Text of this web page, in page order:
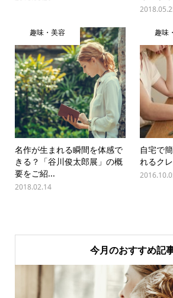
趣味・美容
名作が生まれる瞬間を体感で
きる？「谷川俊太郎展」の概
要をご紹...
2018.02.14
趣味
自宅で
れるク
今月のおすすめ記